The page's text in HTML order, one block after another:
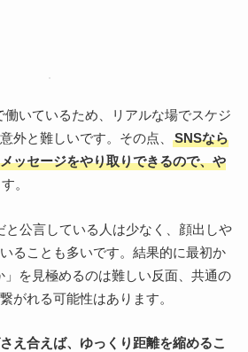
いているため、リアルな場でスケジ
外と難しいです。その点、
SNSなら
ッセージをやり取りできるので、や
。
と公言している人は少なく、顔出しや
ることも多いです。結果的に最初か
」を見極めるのは難しい反面、共通の
がれる可能性はあります。
え合えば、ゆっくり距離を縮めるこ